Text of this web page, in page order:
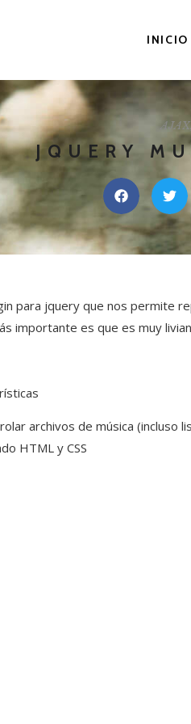
INICIO
AJAX,
JQUERY
para jquery que nos permite
importante es que es muy
archivos de música (incluso
HTML y CSS